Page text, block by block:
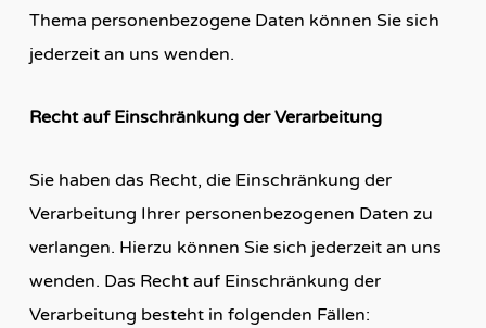
Thema personenbezogene Daten können Sie sich
jederzeit an uns wenden.
Recht auf Einschränkung der Verarbeitung
Sie haben das Recht, die Einschränkung der
Verarbeitung Ihrer personenbezogenen Daten zu
verlangen. Hierzu können Sie sich jederzeit an uns
wenden. Das Recht auf Einschränkung der
Verarbeitung besteht in folgenden Fällen: